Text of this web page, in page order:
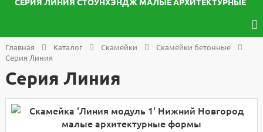
Главная Каталог Скамейки
Скамейки бетонные
Серия Линия
Серия Линия